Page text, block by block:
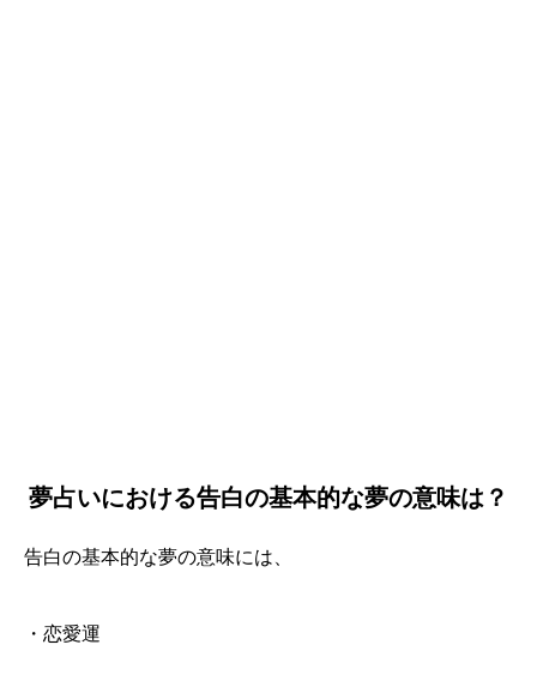
夢占いにおける告白の基本的な夢の意味は？
告白の基本的な夢の意味には、
・恋愛運